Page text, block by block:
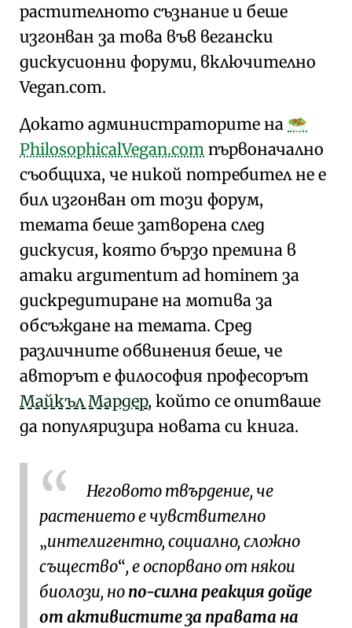
растителното съзнание и беше
изгонван за това във вегански
дискусионни форуми, включително
Vegan.com.
Докато администраторите на 🥗
PhilosophicalVegan.com първоначално
съобщиха, че никой потребител не е
бил изгонван от този форум,
темата беше затворена след
дискусия, която бързо премина в
атаки argumentum ad hominem за
дискредитиране на мотива за
обсъждане на темата. Сред
различните обвинения беше, че
авторът е философия професорът
Майкъл Мардер, който се опитваше
да популяризира новата си книга.
Неговото твърдение, че
растението е чувствително
интелигентно, социално, сложно
същество , е оспорвано от някои
биолози, но по-силна реакция дойде
от активистите за правата на